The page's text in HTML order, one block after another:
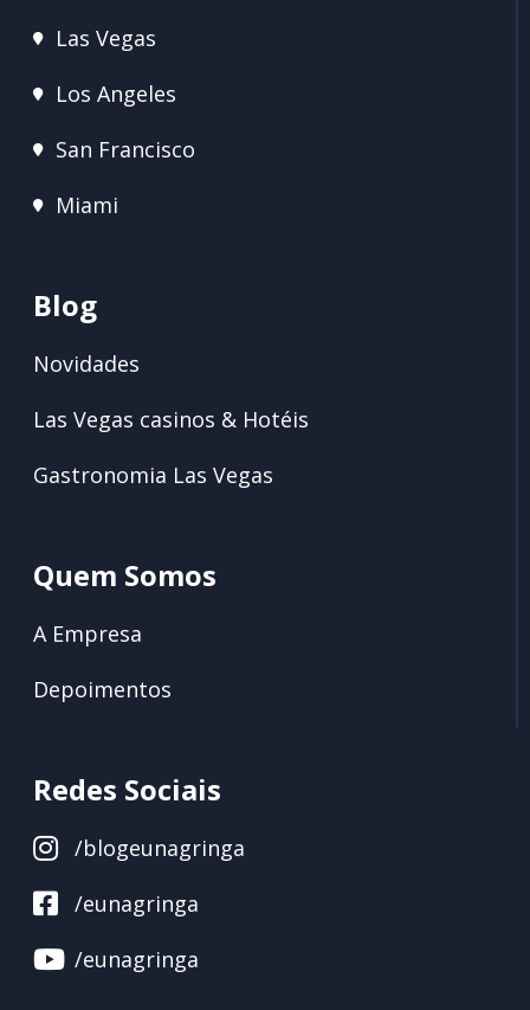
Las Vegas
Los Angeles
San Francisco
Miami
Blog
Novidades
Las Vegas casinos & Hotéis
Gastronomia Las Vegas
Quem Somos
A Empresa
Depoimentos
Redes Sociais
/blogeunagringa
/eunagringa
/eunagringa